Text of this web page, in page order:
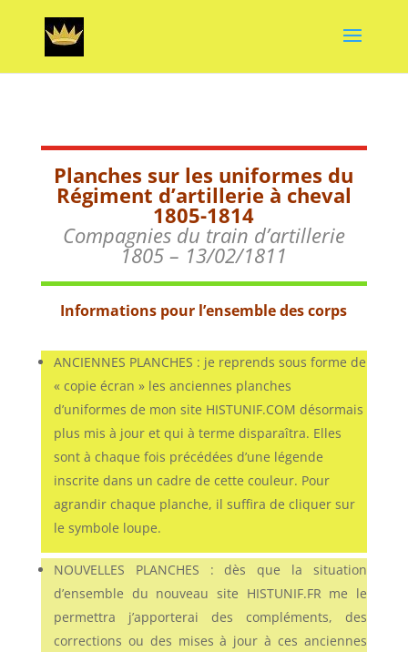
Planches sur les uniformes du
Régiment d’artillerie à cheval
1805-1814
Compagnies du train d’artillerie
1805 – 13/02/1811
Informations pour l’ensemble des corps
ANCIENNES PLANCHES : je reprends sous forme de
« copie écran » les anciennes planches
d’uniformes de mon site HISTUNIF.COM désormais
plus mis à jour et qui à terme disparaîtra. Elles
sont à chaque fois précédées d’une légende
inscrite dans un cadre de cette couleur. Pour
agrandir chaque planche, il suffira de cliquer sur
le symbole loupe.
NOUVELLES PLANCHES : dès que la situation
d’ensemble du nouveau site HISTUNIF.FR me le
permettra j’apporterai des compléments, des
corrections ou des mises à jour à ces anciennes